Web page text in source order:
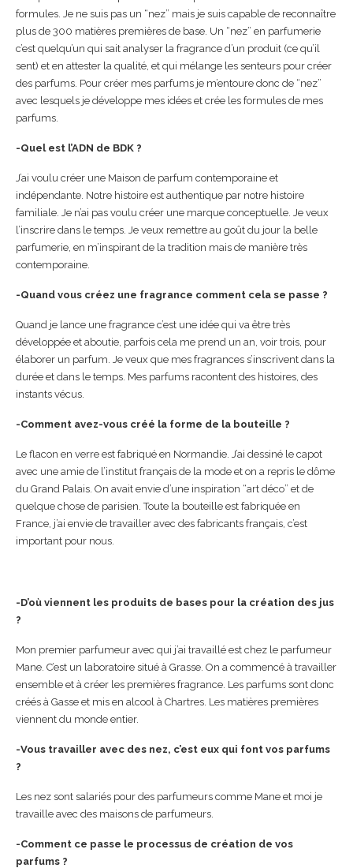
formules. Je ne suis pas un “nez” mais je suis capable de reconnaître
plus de 300 matières premières de base. Un “nez” en parfumerie
c’est quelqu’un qui sait analyser la fragrance d’un produit (ce qu’il
sent) et en attester la qualité, et qui mélange les senteurs pour créer
des parfums. Pour créer mes parfums je m’entoure donc de “nez”
avec lesquels je développe mes idées et crée les formules de mes
parfums.
-Quel est l’ADN de BDK ?
J’ai voulu créer une Maison de parfum contemporaine et
indépendante. Notre histoire est authentique par notre histoire
familiale. Je n’ai pas voulu créer une marque conceptuelle. Je veux
l’inscrire dans le temps. Je veux remettre au goût du jour la belle
parfumerie, en m’inspirant de la tradition mais de manière très
contemporaine.
-Quand vous créez une fragrance comment cela se passe ?
Quand je lance une fragrance c’est une idée qui va être très
développée et aboutie, parfois cela me prend un an, voir trois, pour
élaborer un parfum. Je veux que mes fragrances s’inscrivent dans la
durée et dans le temps. Mes parfums racontent des histoires, des
instants vécus.
-Comment avez-vous créé la forme de la bouteille ?
Le flacon en verre est fabriqué en Normandie. J’ai dessiné le capot
avec une amie de l’institut français de la mode et on a repris le dôme
du Grand Palais. On avait envie d’une inspiration “art déco” et de
quelque chose de parisien. Toute la bouteille est fabriquée en
France, j’ai envie de travailler avec des fabricants français, c’est
important pour nous.
-D’où viennent les produits de bases pour la création des jus
?
Mon premier parfumeur avec qui j’ai travaillé est chez le parfumeur
Mane. C’est un laboratoire situé à Grasse. On a commencé à travailler
ensemble et à créer les premières fragrance. Les parfums sont donc
créés à Gasse et mis en alcool à Chartres. Les matières premières
viennent du monde entier.
-Vous travailler avec des nez, c’est eux qui font vos parfums
?
Les nez sont salariés pour des parfumeurs comme Mane et moi je
travaille avec des maisons de parfumeurs.
-Comment ce passe le processus de création de vos
parfums ?